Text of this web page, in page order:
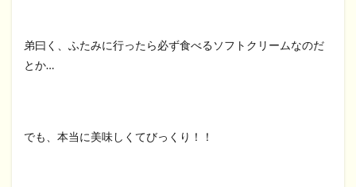
弟曰く、ふたみに行ったら必ず食べるソフトクリームなのだ
とか…
でも、本当に美味しくてびっくり！！